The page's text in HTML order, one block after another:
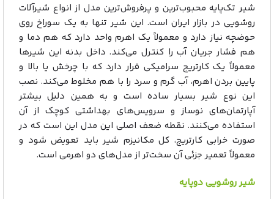
شیر تک‌پایه محبوب‌ترین و پرفروش‌ترین مدل از انواع شیرآلات
روشویی در بازار ایران است. این شیر تنها به یک سوراخ روی
حوضچه نیاز دارد و معمولاً یک اهرم واحد دارد که هم دما و
هم فشار جریان آب را کنترل می‌کند. داخل بدنه این شیرها
معمولاً یک کارتریج سرامیکی قرار دارد که با چرخش یا بالا و
پایین بردن اهرم، آب گرم و سرد را با هم مخلوط می‌کند. نصب
این نوع شیر بسیار ساده است و به همین دلیل بیشتر
آپارتمان‌های نوساز و سرویس‌های بهداشتی کوچک از آن
استفاده می‌کنند. نقطه ضعف اصلی این مدل این است که در
صورت خرابی کارتریج، کل مکانیزم شیر باید تعویض شود و
معمولاً تعمیر جزئی آن سخت‌تر از مدل‌های دو اهرمی است.
شیر روشویی دوپایه